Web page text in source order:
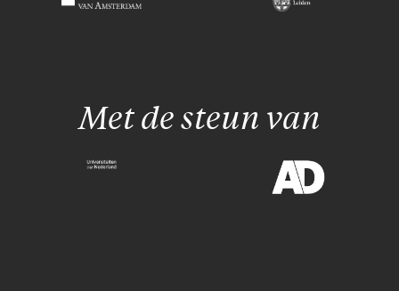
Met de steun van